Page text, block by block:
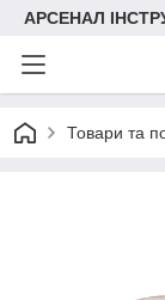
АРСЕНАЛ
Товари та